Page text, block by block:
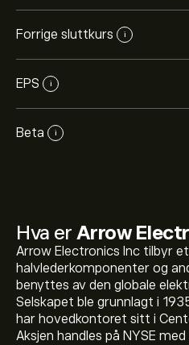
Forrige sluttkurs i
EPS i
Beta i
Hva er Arrow
Arrow Electronics Inc tilbyr
halvlederkomponenter og
benyttes av den globale
Selskapet ble grunnlagt i
har hovedkontoret sitt i
Aksjen handles på NYSE